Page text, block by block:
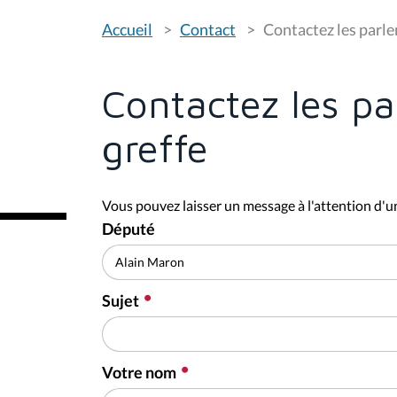
o
e
s
c
i
Accueil Contact Contactez les
Contactez les
greffe
Vous pouvez laisser un message à l'attention
Député
Sujet
Votre nom